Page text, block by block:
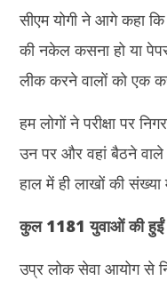
सीएम योगी ने आगे कहा
की नकेल कसना हो या
लीक करने वालों को एक
हम लोगों ने परीक्षा पर
उन पर और वहां बैठने वाले
हाल में ही लाखों की संख्या
कुल 1181 युवाओं की हुईं
उप्र लोक सेवा आयोग से